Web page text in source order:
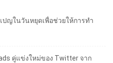
ปญในวันหยุดเพื่อช่วยให้การทำ
คู่แข่งใหม่ของ Twitter จาก